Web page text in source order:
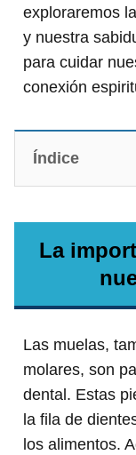
exploraremos
y nuestra
para cuidar
conexión
Índice
La
Las muelas,
molares, son
dental. Estas
la fila de
los alimentos.